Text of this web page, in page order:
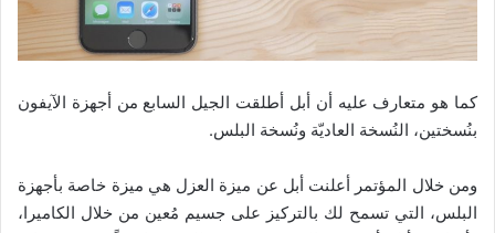
كما هو متعارف عليه أن أبل أطلقت الجيل السابع من أجهزة الآيفون
بنُسختين، النُسخة العاديّة ونُسخة البلس.
ومن خلال المؤتمر أعلنت أبل عن ميزة العزل هي ميزة خاصة بأجهزة
البلس، التي تسمح لك بالتركيز على جسيم مُعين من خلال الكاميرا،